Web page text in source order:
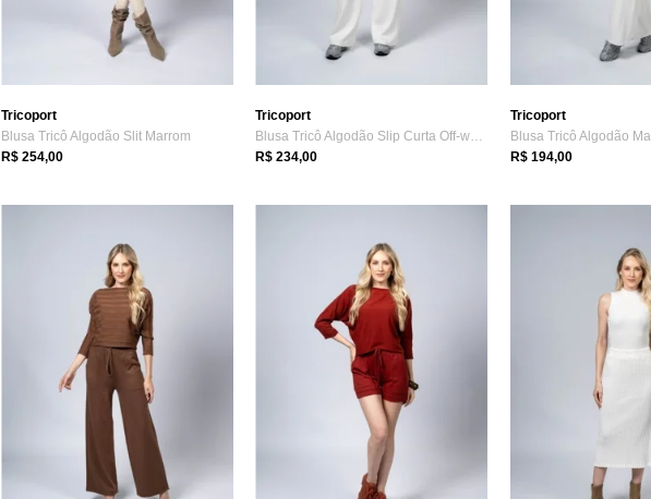
Tricoport
Blusa Tricô Algodão Slit Marrom
R$ 254,00
Tricoport
Blusa Tricô Algodão Slip Curta Off-white
R$ 234,00
Tricoport
R$ 194,00